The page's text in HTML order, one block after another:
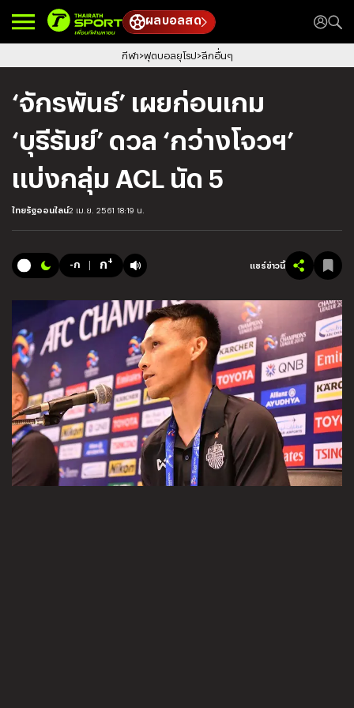
ผลบอลสด
กีฬา ฟุตบอลยุโรป ลีกอื่นๆ
‘จักรพันธ์’ เผยก่อนเกม
‘บุรีรัมย์’ ดวล ‘กว่างโจวฯ’
แบ่งกลุ่ม ACL นัด 5
ไทยรัฐออนไลน์2 เม.ย. 2561 18:19 น.
-ก ก+ แชร์ข่าวนี้